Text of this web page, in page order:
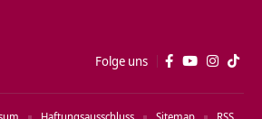
Folge uns